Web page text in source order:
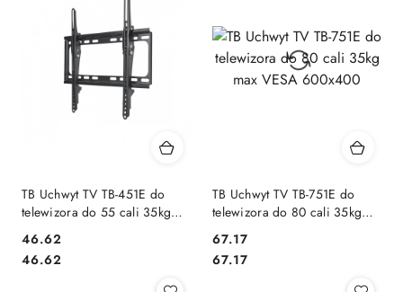
TB Uchwyt TV TB-451E do
telewizora do 55 cali 35kg
max VESA 400x400
Cena:
46.62
Cena:
46.62
TB Uchwyt TV TB-751E do
telewizora do 80 cali 35kg
max VESA 600x400
Cena:
67.17
Cena:
67.17